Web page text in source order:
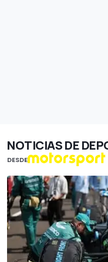
NOTICIAS DE
DESDE